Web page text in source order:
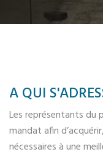
A QUI
Les représentants du
mandat afin
nécessaires à une